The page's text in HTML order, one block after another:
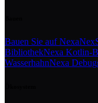
Bauen Sie auf Nexa
BibliothekNexa Kotlin-
WasserhahnNexa